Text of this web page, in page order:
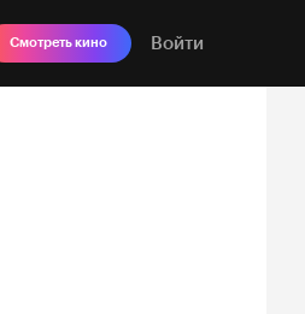
Смотреть кино Войти